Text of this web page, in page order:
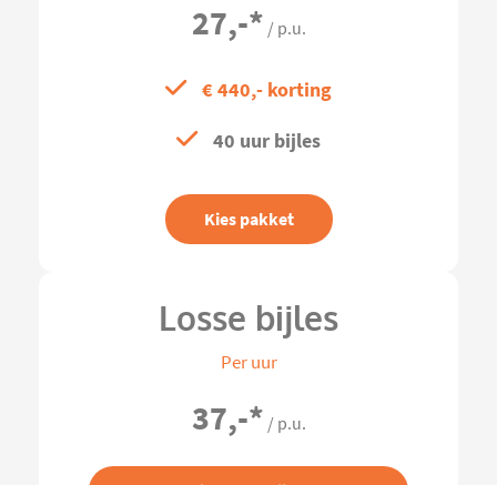
27,-* / p.u.
€ 440,- korting
40 uur bijles
Kies pakket
Losse bijles
Per uur
37,-* / p.u.